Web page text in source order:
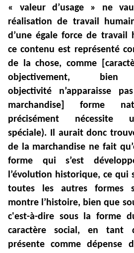
« valeur d’usage » ne
réalisation de travail
d’une égale force de travail
ce contenu est représenté
de la chose, comme
objectivement,
objectivité
n’apparaisse
marchandise] forme
précisément nécessite
spéciale). Il aurait donc
de la marchandise ne fait
forme qui s’est
l’évolution historique, ce qui
toutes les autres formes
montre l’histoire, bien que
c'est-à-dire sous la forme
caractère social, en tant
présente comme dépense